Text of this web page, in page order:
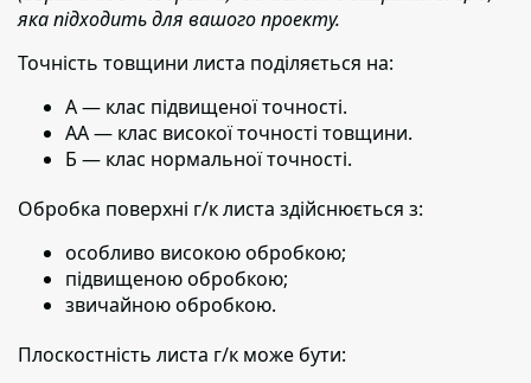
яка підходить для вашого проекту.
Точність товщини листа поділяється на:
А — клас підвищеної точності.
АА — клас високої точності товщини.
Б — клас нормальної точності.
Обробка поверхні г/к листа здійснюється з:
особливо високою обробкою;
підвищеною обробкою;
звичайною обробкою.
Плоскостність листа г/к може бути: